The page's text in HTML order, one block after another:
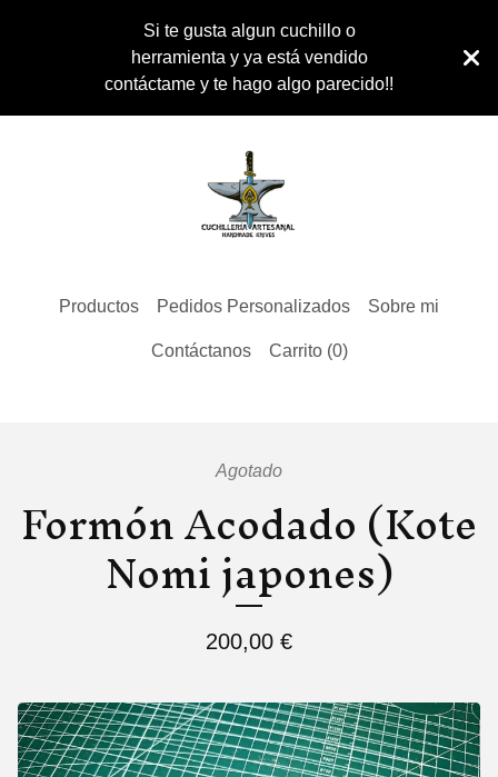
Si te gusta algun cuchillo o
herramienta y ya está vendido
contáctame y te hago algo parecido!!
Productos Pedidos Personalizados Sobre mi
Contáctanos Carrito (0)
Agotado
Formón Acodado (Kote
Nomi japones)
200,00 €